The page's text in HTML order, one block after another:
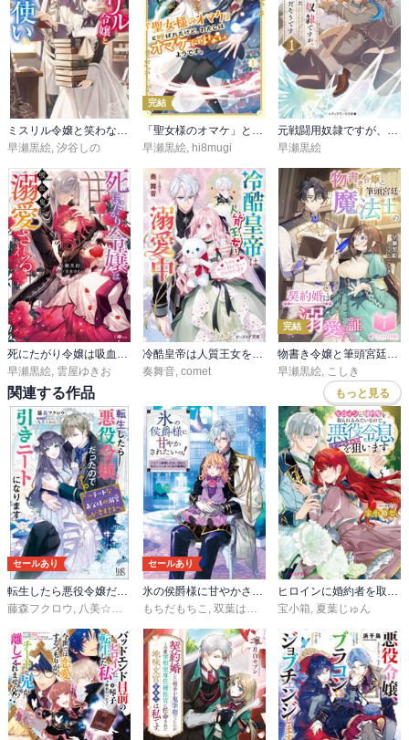
ミスリル令嬢と笑わない魔法使い
早瀬黒絵, 汐谷しの
完結
「聖女様のオマケ」と呼ばれたけど、わたしはオマケではないようです。
早瀬黒絵, hi8mugi
元戦闘用奴隷ですが、助けてくれた竜人は番だそうです。
早瀬黒絵
早瀬黒絵 雲屋ゆきお
奏舞音 comet
完結
早瀬黒絵
こしき
関連する作品 もっと見る
セールあり
転生したら悪役令嬢だったので引きニートになります
藤森フクロウ, 八美☆わん
セールあり
氷の侯爵様に甘やかされたいっ！
もちだもちこ , 双葉はづき
ヒロインに婚約者を取られるみたいなので、悪役令息（ヤンデレキャラ）を狙います
宝小箱, 夏葉じゅん